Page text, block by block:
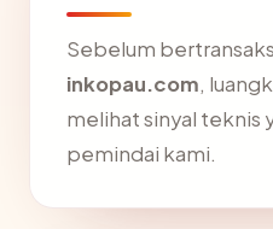
Sebelum
inkopau.com,
melihat sinyal teknis
pemindai kami.